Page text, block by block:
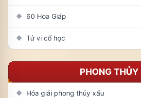
◆ 60 Hoa Giáp
◆ Tử vi cổ học
PHONG THỦY
◆ Hóa giải phong thủy xấu